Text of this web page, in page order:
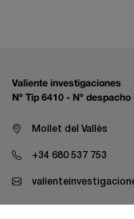
Valiente investigaciones
Nº Tip 6410 - Nº
Mollet del Vallès
+34 680 537 753